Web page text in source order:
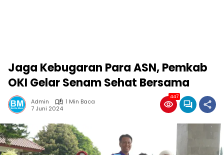
Jaga Kebugaran Para ASN, Pemkab
OKI Gelar Senam Sehat Bersama
Admin
1 Min Baca
7 Juni 2024
447